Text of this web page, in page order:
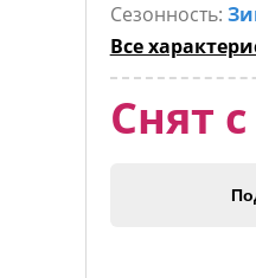
Сезонность:
Все
Снят